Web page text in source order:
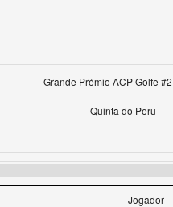
Grande Prémio ACP Golfe
Quinta do Peru
Jogador